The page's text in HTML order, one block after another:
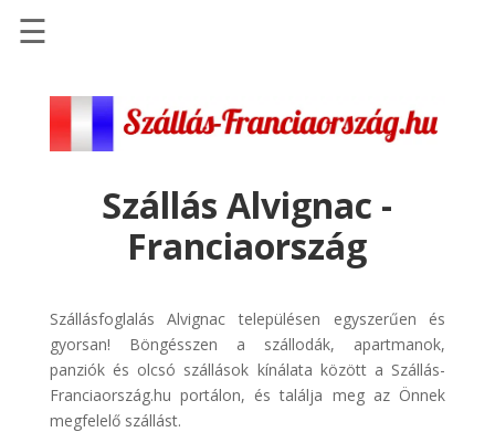
Szállások
Repülőjegy
pénzvisszatérítéssel
Discover
Cars
Transzfer
☰
Szállás Alvignac -
Franciaország
Szállásfoglalás Alvignac településen egyszerűen és
gyorsan! Böngésszen a szállodák, apartmanok,
panziók és olcsó szállások kínálata között a Szállás-
Franciaország.hu portálon, és találja meg az Önnek
megfelelő szállást.